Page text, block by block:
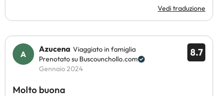
Vedi traduzione
8.7
Azucena Viaggiato in famiglia
Prenotato su Buscounchollo.com
Gennaio 2024
Molto buona